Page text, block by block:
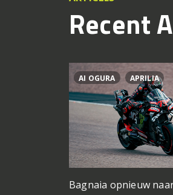
Recent
AI OGURA APRILIA
Bagnaia opnieuw